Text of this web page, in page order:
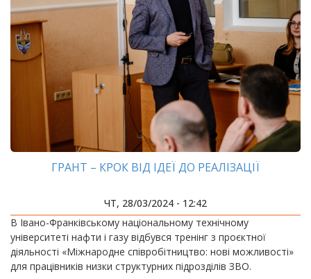
ГРАНТ – КРОК ВІД ІДЕЇ ДО РЕАЛІЗАЦІЇ
ЧТ, 28/03/2024 - 12:42
В Івано-Франківському національному технічному
університеті нафти і газу відбувся тренінг з проєктної
діяльності «Міжнародне співробітництво: нові можливості»
для працівників низки структурних підрозділів ЗВО.